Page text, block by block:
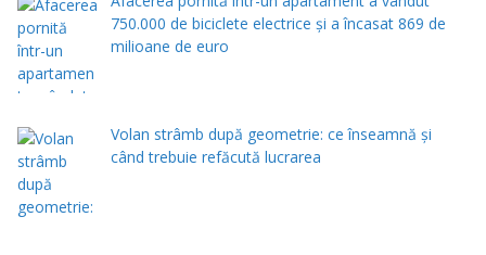
750.000 de biciclete electrice și a încasat 869 de
milioane de euro
Volan strâmb după geometrie: ce înseamnă și
când trebuie refăcută lucrarea